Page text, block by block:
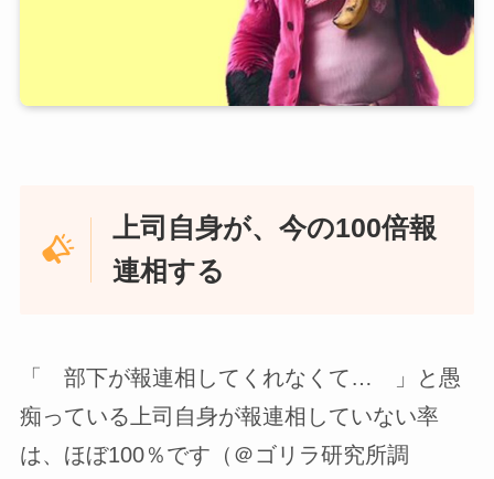
上司自身が、今の100倍報
連相する
「 部下が報連相してくれなくて… 」と愚
痴っている上司自身が報連相していない率
は、ほぼ100％です（＠ゴリラ研究所調